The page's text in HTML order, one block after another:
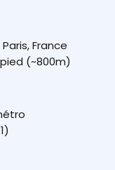
France
(~800m)